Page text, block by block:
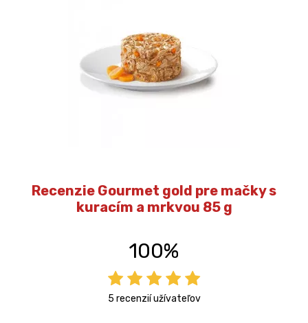
Recenzie Gourmet gold pre mačky s
kuracím a mrkvou 85 g
100%
5 recenzií užívateľov